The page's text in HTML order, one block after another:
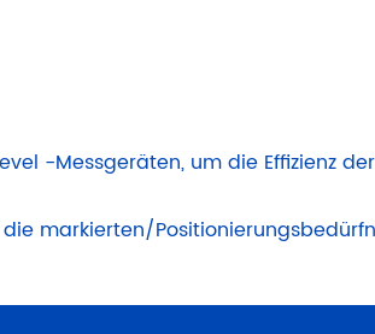
-Messgeräten, um die Effizienz
markierten/